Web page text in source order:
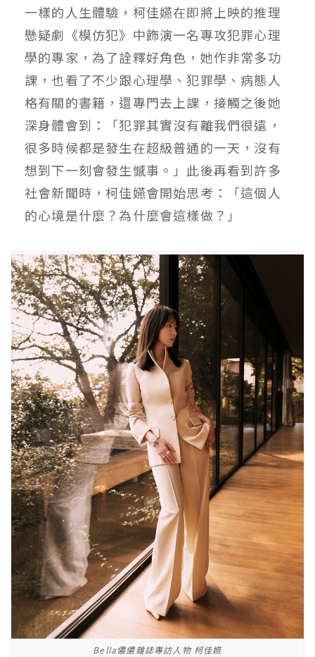
一樣的人生體驗，柯佳嬿在即將上映的推理
懸疑劇《模仿犯》中飾演一名專攻犯罪心理
學的專家，為了詮釋好角色，她作非常多功
課，也看了不少跟心理學、犯罪學、病態人
格有關的書籍，還專門去上課，接觸之後她
深身體會到：「犯罪其實沒有離我們很遠，
很多時候都是發生在超級普通的一天，沒有
想到下一刻會發生憾事。」此後再看到許多
社會新聞時，柯佳嬿會開始思考：「這個人
的心境是什麼？為什麼會這樣做？」
Bella儂儂雜誌專訪人物 柯佳嬿